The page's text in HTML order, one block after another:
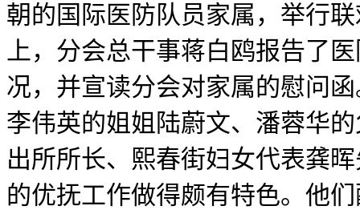
朝的国际医防队员家属，举行
上，分会总干事蒋白鸥报告了
况，并宣读分会对家属的慰问
李伟英的姐姐陆蔚文、潘蓉华
出所所长、熙春街妇女代表龚
的优抚工作做得颇有特色。他